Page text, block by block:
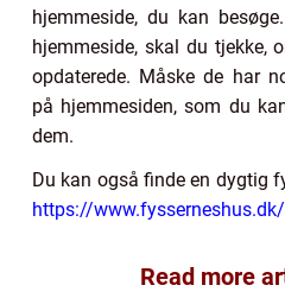
hjemmeside, du kan
hjemmeside, skal du tjekke,
opdaterede. Måske de har
på hjemmesiden, som du
dem.
Du kan også finde en dygtig
https://www.fysserneshus.dk/
Read more